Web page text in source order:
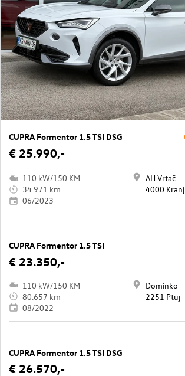
CUPRA Formentor 1.5 TSI DSG
€ 25.990,-
110 kW/150 KM
34.971 km
06/2023
AH Vrtač
4000 Kranj
CUPRA Formentor 1.5 TSI
€ 23.350,-
110 kW/150 KM
80.657 km
08/2022
Dominko
2251 Ptuj
CUPRA Formentor 1.5 TSI DSG
€ 26.570,-